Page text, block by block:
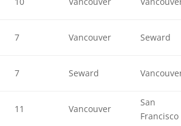
7 Vancouver Seward
7 Seward
11 Vancouver
San
Francisco